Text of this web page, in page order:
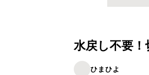
水戻し不要
ひまひよ